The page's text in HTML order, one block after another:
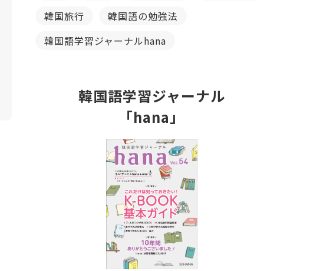
韓国旅行
韓国語の勉強法
韓国語学習ジャーナルhana
韓国語学習ジャーナル
「hana」